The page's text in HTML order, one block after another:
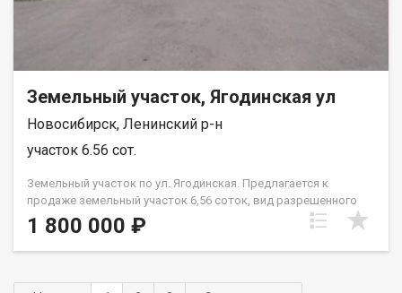
Земельный участок, Ягодинская ул
Новосибирск, Ленинский р-н
участок 6.56 сот.
Земельный участок по ул. Ягодинская. Предлагается к
продаже земельный участок 6,56 соток, вид разрешенного
использования для индивидуальной жилой постройки, в
экологически чистом районе, рядом с озером Медвежье.
Очень удобное месторасположение 200 м до остановки
можно организовать въезд с двух сторон. Есть возможность
1 800 000 ₽